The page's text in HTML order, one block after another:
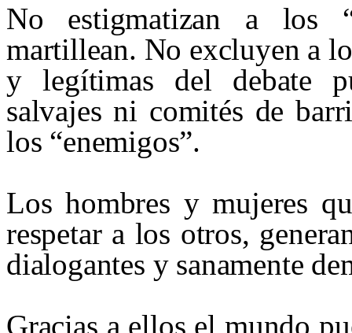
No estigmatizan a los
martillean. No excluyen a
y legítimas del debate
salvajes ni comités de
los “enemigos”.
Los hombres y mujeres
respetar a los otros,
dialogantes y sanamente
Gracias a ellos el mundo